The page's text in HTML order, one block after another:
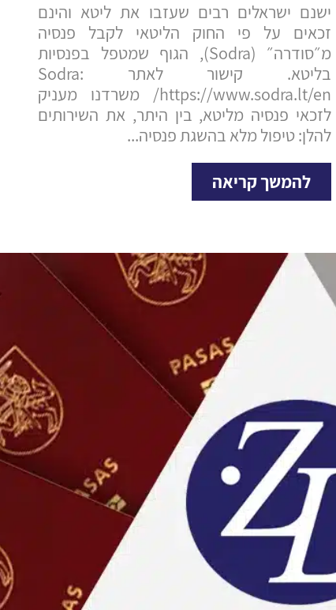
ישנם ישראלים רבים שעזבו את ליטא והינם
זכאים על פי החוק הליטאי לקבל פנסיה
מ״סודרה״ (Sodra), הגוף שמטפל בפנסיות
בליטא. קישור לאתר Sodra:
https://www.sodra.lt/en/ משרדנו מעניק
לזכאי פנסיה מליטא, בין היתר, את השירותים
להלן: טיפול מלא בהשגת פנסיה...
להמשך קריאה